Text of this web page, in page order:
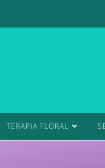
TERAPIA FLORAL